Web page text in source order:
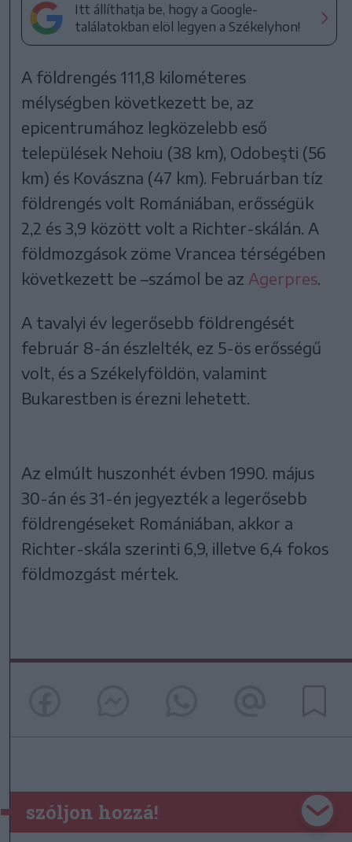
Itt állíthatja be, hogy a Google-
találatokban elöl legyen a Székelyhon!
A földrengés 111,8 kilométeres
mélységben következett be, az
epicentrumához legközelebb eső
települések Nehoiu (38 km), Odobeşti (56
km) és Kovászna (47 km). Februárban tíz
földrengés volt Romániában, erősségük
2,2 és 3,9 között volt a Richter-skálán. A
földmozgások zöme Vrancea térségében
következett be –számol be az Agerpres
A tavalyi év legerősebb földrengését
február 8-án észlelték, ez 5-ös erősségű
volt, és a Székelyföldön, valamint
Bukarestben is érezni lehetett.
Az elmúlt huszonhét évben 1990. május
30-án és 31-én jegyezték a legerősebb
földrengéseket Romániában, akkor a
Richter-skála szerinti 6,9, illetve 6,4 fokos
földmozgást mértek.
szóljon hozzá!